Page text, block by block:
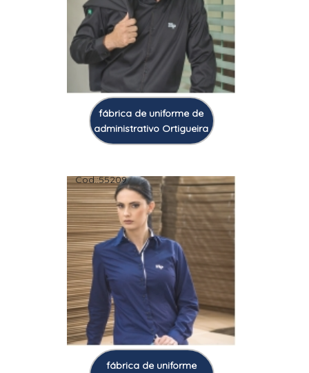
fábrica de uniforme de
administrativo Ortigueira
Cod.:55209
fábrica de uniforme